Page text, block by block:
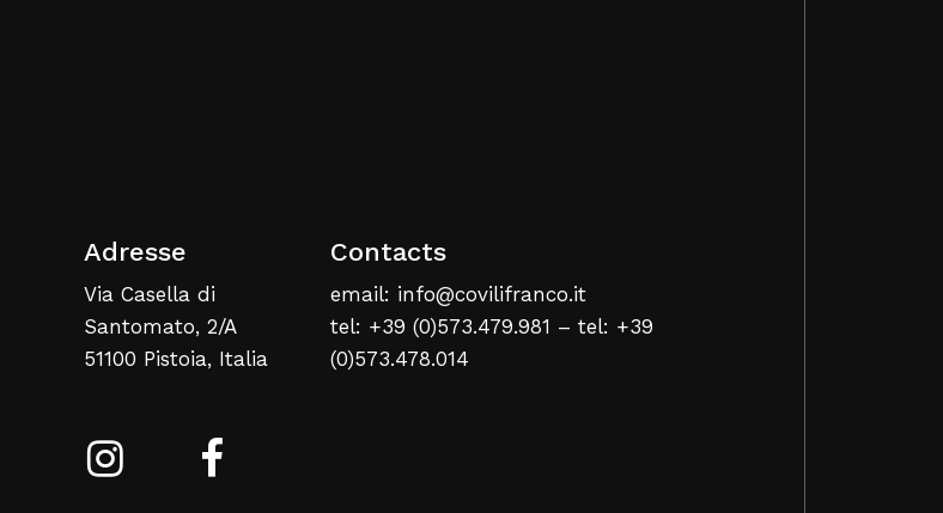
Adresse
Via Casella di
Santomato, 2/A
51100 Pistoia, Italia
Contacts
email: info@covilifranco.it
tel: +39 (0)573.479.981 – tel: +39
(0)573.478.014